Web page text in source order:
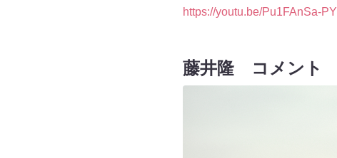
https://youtu.be/Pu1FAnSa-PY
藤井隆コメント